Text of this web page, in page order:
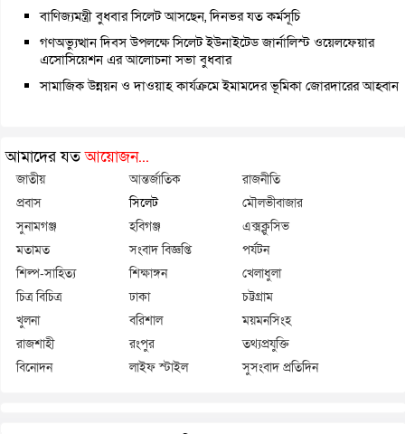
বাণিজ্যমন্ত্রী বুধবার সিলেট আসছেন, দিনভর যত কর্মসূচি
গণঅভ্যুত্থান দিবস উপলক্ষে সিলেট ইউনাইটেড জার্নালিস্ট ওয়েলফেয়ার
এসোসিয়েশন এর আলোচনা সভা বুধবার
সামাজিক উন্নয়ন ও দাওয়াহ কার্যক্রমে ইমামদের ভূমিকা জোরদারের আহ্বান
আমাদের যতআয়োজন...
জাতীয় আন্তর্জাতিক
রাজনীতি
প্রবাস
সিলেট
মৌলভীবাজার
সুনামগঞ্জ
হবিগঞ্জ
এক্সক্লুসিভ
মতামত
সংবাদ বিজ্ঞপ্তি
পর্যটন
শিল্প-সাহিত্য
শিক্ষাঙ্গন
খেলাধুলা
চিত্র বিচিত্র
ঢাকা
চট্টগ্রাম
খুলনা
বরিশাল
ময়মনসিংহ
রাজশাহী
রংপুর
তথ্যপ্রযুক্তি
বিনোদন
লাইফ স্টাইল সুসংবাদ প্রতিদিন